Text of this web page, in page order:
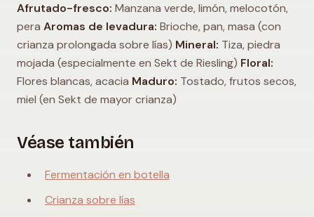
Afrutado-fresco: Manzana verde, limón, melocotón,
pera Aromas de levadura: Brioche, pan, masa (con
crianza prolongada sobre lías) Mineral: Tiza, piedra
mojada (especialmente en Sekt de Riesling) Floral:
Flores blancas, acacia Maduro: Tostado, frutos secos,
miel (en Sekt de mayor crianza)
Véase también
Fermentación en botella
Crianza sobre lías